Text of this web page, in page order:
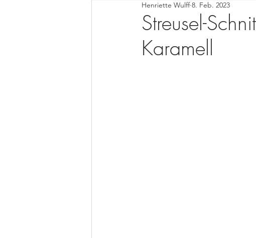
TV Foodfotografie
Streusel-
Karamell
Henriette Wulff 8. Feb. 2023